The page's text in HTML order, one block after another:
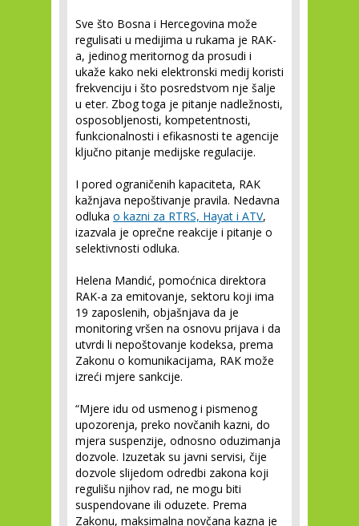
Sve što Bosna i Hercegovina može
regulisati u medijima u rukama je RAK-
a, jedinog meritornog da prosudi i
ukaže kako neki elektronski medij koristi
frekvenciju i što posredstvom nje šalje
u eter. Zbog toga je pitanje nadležnosti,
osposobljenosti, kompetentnosti,
funkcionalnosti i efikasnosti te agencije
ključno pitanje medijske regulacije.
I pored ograničenih kapaciteta, RAK
kažnjava nepoštivanje pravila. Nedavna
odluka o kazni za RTRS, Hayat i ATV,
izazvala je oprečne reakcije i pitanje o
selektivnosti odluka.
Helena Mandić, pomoćnica direktora
RAK-a za emitovanje, sektoru koji ima
19 zaposlenih, objašnjava da je
monitoring vršen na osnovu prijava i da
utvrdi li nepoštovanje kodeksa, prema
Zakonu o komunikacijama, RAK može
izreći mjere sankcije.
“Mjere idu od usmenog i pismenog
upozorenja, preko novčanih kazni, do
mjera suspenzije, odnosno oduzimanja
dozvole. Izuzetak su javni servisi, čije
dozvole slijedom odredbi zakona koji
regulišu njihov rad, ne mogu biti
suspendovane ili oduzete. Prema
Zakonu, maksimalna novčana kazna je